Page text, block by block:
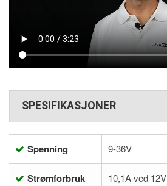
SPESIFIKASJONER
Spenning 9-36V
Strømforbruk 10,1A ved